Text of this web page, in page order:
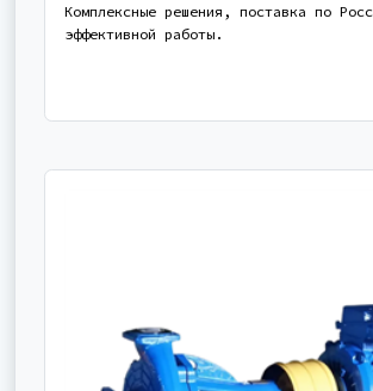
Комплексные решения, поставка по
эффективной работы.